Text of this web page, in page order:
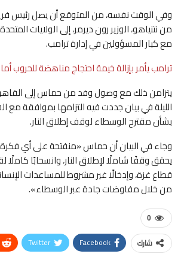
وفي الوقت نفسه، من المتوقع أن يصل رئيس
من نتنياهو، الوزير رون ديرمر، إلى الولايات
مع كبار المسؤولين في إدارة ترامب.
ترامب يأمر بإزالة خيمة احتجاج مناهضة للحروب
يتزامن ذلك مع وصول وفد من حماس إلى
الليلة في بيان جددت فيه التزامها بموافقة مع
بشأن مقترح الوسطاء لوقف إطلاق النار.
وجاء في البيان أن حماس «منفتحة على أي
يحقق وقفًا شاملًا لإطلاق النار، وانسحابًا كاملًا
قطاع غزة، وإدخالًا غير مشروط للمساعدات
من خلال مفاوضات جادة عبر الوسطاء».
0
شارك Facebook
Twitter